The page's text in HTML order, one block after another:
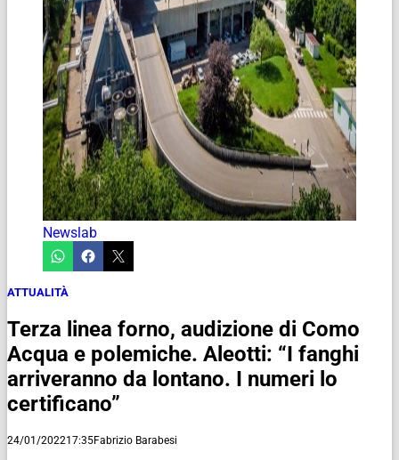
Newslab
ATTUALITÀ
Terza linea forno, audizione di Como
Acqua e polemiche. Aleotti: “I fanghi
arriveranno da lontano. I numeri lo
certificano”
24/01/202217:35Fabrizio Barabesi